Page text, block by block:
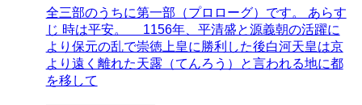
全三部のうちに第一部（プロローグ）です。 あらす
じ 時は平安。 1156年、平清盛と源義朝の活躍に
より保元の乱で崇徳上皇に勝利した後白河天皇は京
より遠く離れた天露（てんろう）と言われる地に都
を移して